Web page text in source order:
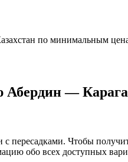
по минимальным
Абердин —
с пересадками. Чтобы
обо всех доступных